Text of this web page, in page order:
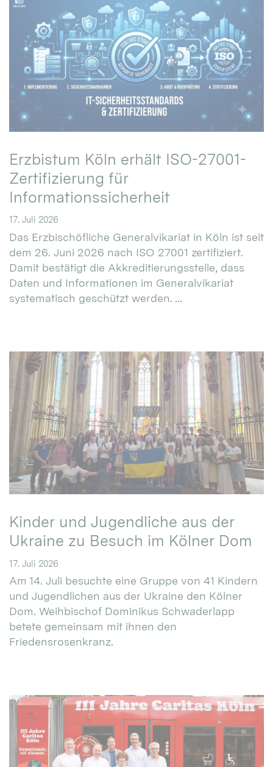
Erzbistum Köln erhält ISO-27001-
Zertifizierung für
Informationssicherheit
17. Juli 2026
Das Erzbischöfliche Generalvikariat in Köln ist seit
dem 26. Juni 2026 nach ISO 27001 zertifiziert.
Damit bestätigt die Akkreditierungsstelle, dass
Daten und Informationen im Generalvikariat
systematisch geschützt werden. ...
Kinder und Jugendliche aus der
Ukraine zu Besuch im Kölner Dom
17. Juli 2026
Am 14. Juli besuchte eine Gruppe von 41 Kindern
und Jugendlichen aus der Ukraine den Kölner
Dom. Weihbischof Dominikus Schwaderlapp
betete gemeinsam mit ihnen den
Friedensrosenkranz.